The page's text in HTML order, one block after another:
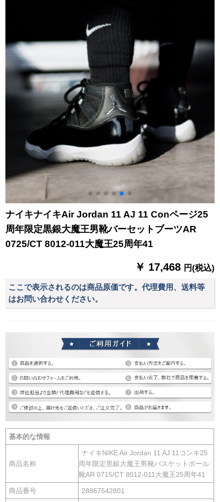
ナイキナイキAir Jordan 11 AJ 11 Conページ25
周年限定黒銀大魔王男靴バーセットブーツAR
0725/CT 8012-011大魔王25周年41
￥ 17,468 円(税込)
ここで表示されるのは商品原価です。代理費用、送料等
はお問い合わせください。
基本的な情報
商品名称
ナイキNIKE Air Jordan 11 AJ 11コンキ25
周年限定黒銀大魔王男靴バスケットボール
靴AR 0715/CT 8012-011大魔王25周年41
商品番号 28867542801